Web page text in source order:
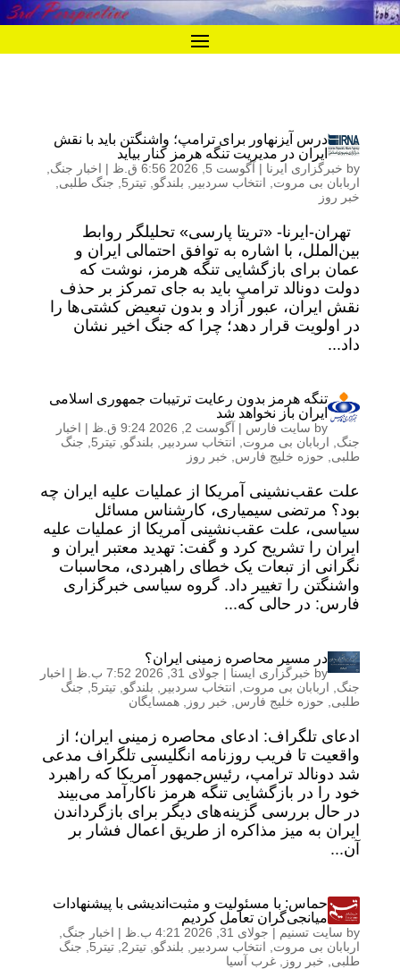
درس آیزنهاور برای ترامپ؛ واشنگتن باید با نقش
ایران در مدیریت تنگه هرمز کنار بیاید
by خبرگزاری ایرنا | آگوست 5, 2026 6:56 ق.ظ | اخبار جنگ
اربابان بی مروت
انتخاب سردبیر بلندگو تیتر5 جنگ طلبی
خبر روز
تهران-ایرنا- «تریتا پارسی» تحلیلگر روابط
بین‌الملل، با اشاره به توافق احتمالی ایران و
عمان برای بازگشایی تنگه هرمز، نوشت که
دولت دونالد ترامپ باید به جای تمرکز بر حذف
نقش ایران، عبور آزاد و بدون تبعیض کشتی‌ها را
در اولویت قرار دهد؛ چرا که جنگ اخیر نشان
داد...
تنگه هرمز بدون رعایت ترتیبات جمهوری اسلامی
ایران باز نخواهد شد
by سایت فارس | آگوست 2, 2026 9:24 ق.ظ | اخبار
جنگ
اربابان بی مروت انتخاب سردبیر بلندگو تیتر5
جنگ
طلبی
حوزه خلیج فارس خبر روز
علت عقب‌نشینی آمریکا از عملیات علیه ایران چه
بود؟ مرتضی سیمیاری، کارشناس مسائل
سیاسی، علت عقب‌نشینی آمریکا از عملیات علیه
ایران را تشریح کرد و گفت: تهدید معتبر ایران و
نگرانی از تبعات یک خطای راهبردی، محاسبات
واشنگتن را تغییر داد. گروه سیاسی خبرگزاری
فارس: در حالی که...
در مسیر محاصره زمینی ایران؟
by خبرگزاری ایسنا | جولای 31, 2026 7:52 ب.ظ | اخبار
جنگ
اربابان بی مروت انتخاب سردبیر بلندگو تیتر5
جنگ
طلبی
حوزه خلیج فارس خبر روز همسایگان
ادعای تلگراف: ادعای محاصره زمینی ایران؛ از
واقعیت تا فریب روزنامه انگلیسی تلگراف مدعی
شد دونالد ترامپ، رئیس‌جمهور آمریکا که راهبرد
خود را در بازگشایی تنگه هرمز ناکارآمد می‌بیند
در حال بررسی گزینه‌های دیگر برای بازگرداندن
ایران به میز مذاکره از طریق اعمال فشار بر
آن...
حماس: با مسئولیت و مثبت‌اندیشی با پیشنهادات
میانجی‌گران تعامل کردیم
by سایت تسنیم | جولای 31, 2026 4:21 ب.ظ | اخبار جنگ
اربابان بی مروت
انتخاب سردبیر بلندگو تیتر2 تیتر5
جنگ
طلبی
خبر روز غرب آسیا